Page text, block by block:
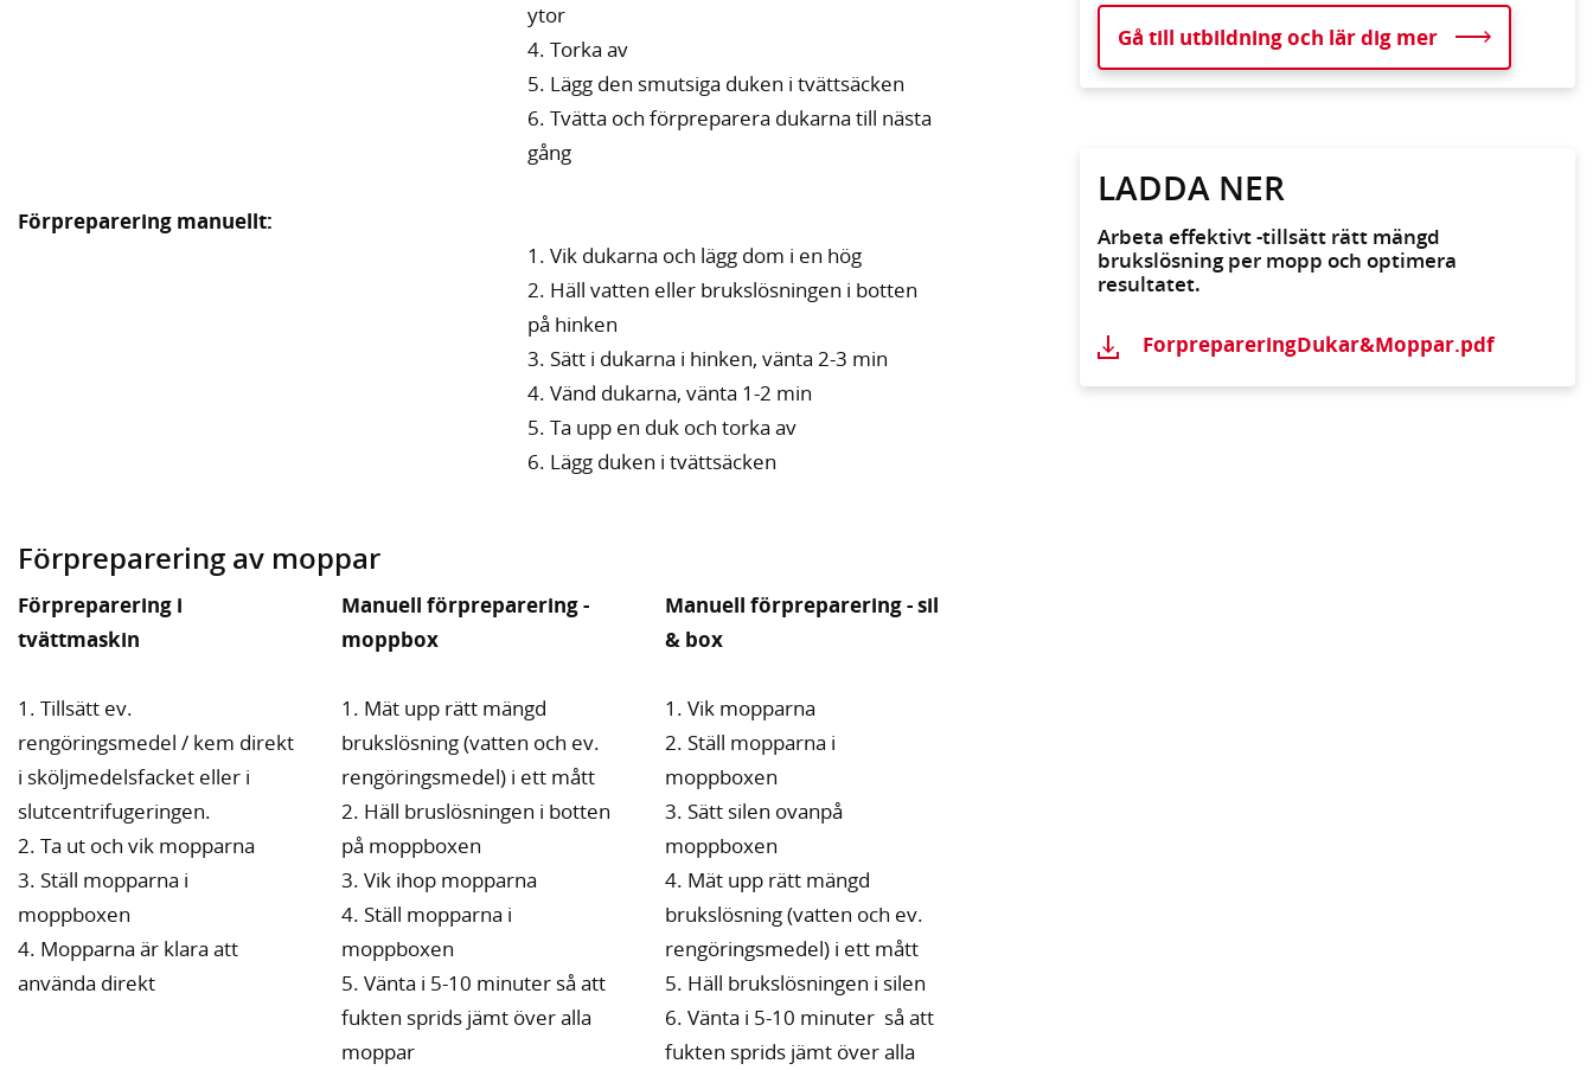
ytor
4. Torka av
5. Lägg den smutsiga duken i tvättsäcken
6. Tvätta och förpreparera dukarna till nästa
gång
Förpreparering manuellt:
1. Vik dukarna och lägg dom i en hög
2. Häll vatten eller brukslösningen i botten
på hinken
3. Sätt i dukarna i hinken, vänta 2-3 min
4. Vänd dukarna, vänta 1-2 min
5. Ta upp en duk och torka av
6. Lägg duken i tvättsäcken
Gå till utbildning och lär dig mer
LADDA NER
Arbeta effektivt -tillsätt rätt mängd
brukslösning per mopp och optimera
resultatet.
ForprepareringDukar&Moppar.pdf
Förpreparering av moppar
Förpreparering i
tvättmaskin
Manuell förpreparering -
moppbox
Manuell förpreparering - sil
& box
1. Tillsätt ev.
rengöringsmedel / kem direkt
i sköljmedelsfacket eller i
slutcentrifugeringen.
2. Ta ut och vik mopparna
3. Ställ mopparna i
moppboxen
4. Mopparna är klara att
använda direkt
1. Mät upp rätt mängd
brukslösning (vatten och ev.
rengöringsmedel) i ett mått
2. Häll bruslösningen i botten
på moppboxen
3. Vik ihop mopparna
4. Ställ mopparna i
moppboxen
5. Vänta i 5-10 minuter så att
fukten sprids jämt över alla
moppar
1. Vik mopparna
2. Ställ mopparna i
moppboxen
3. Sätt silen ovanpå
moppboxen
4. Mät upp rätt mängd
brukslösning (vatten och ev.
rengöringsmedel) i ett mått
5. Häll brukslösningen i silen
6. Vänta i 5-10 minuter så att
fukten sprids jämt över alla